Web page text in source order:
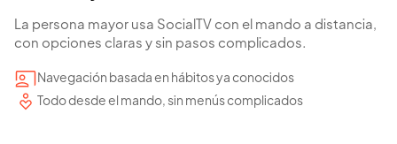
La persona mayor usa SocialTV con el mando a distancia,
con opciones claras y sin pasos complicados.
Navegación basada en hábitos ya conocidos
Todo desde el mando, sin menús complicados